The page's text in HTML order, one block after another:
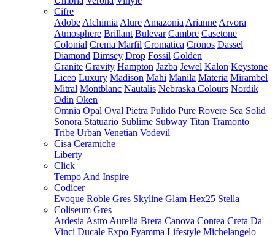
Cifre
Adobe Alchimia Alure Amazonia Arianne Arvora
Atmosphere Brillant Bulevar Cambre Casetone
Colonial Crema Marfil Cromatica Cronos Dassel
Diamond Dimsey Drop Fossil Golden
Granite Gravity Hampton Jazba Jewel Kalon Keystone
Liceo Luxury Madison Mahi Manila Materia Mirambel
Mitral Montblanc Nautalis Nebraska Colours Nordik
Odin Oken
Omnia Opal Oval Pietra Pulido Pure Rovere Sea Solid
Sonora Statuario Sublime Subway Titan Tramonto
Tribe Urban Venetian Vodevil
Cisa Ceramiche
Liberty
Click
Tempo And Inspire
Codicer
Evoque Roble Gres Skyline Glam Hex25 Stella
Coliseum Gres
Ardesia Astro Aurelia Brera Canova Contea Creta Da
Vinci Ducale Expo Fyamma Lifestyle Michelangelo